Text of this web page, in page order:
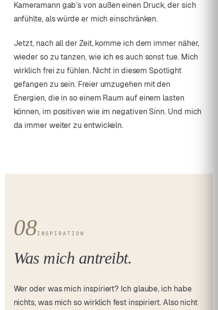
Kameramann gab’s von außen einen Druck, der sich
anfühlte, als würde er mich einschränken.
Jetzt, nach all der Zeit, komme ich dem immer näher,
wieder so zu tanzen, wie ich es auch sonst tue. Mich
wirklich frei zu fühlen. Nicht in diesem Spotlight
gefangen zu sein. Freier umzugehen mit den
Energien, die in so einem Raum auf einem lasten
können, im positiven wie im negativen Sinn. Und mich
da immer weiter zu entwickeln.
08INSPIRATION
Was mich antreibt.
Wer oder was mich inspiriert? Ich glaube, ich habe
nichts, was mich so wirklich fest inspiriert. Also nicht